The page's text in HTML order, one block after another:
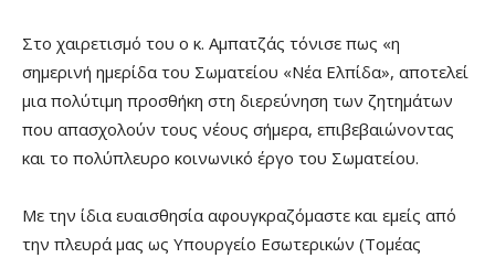
Στο χαιρετισμό του ο κ. Αμπατζάς τόνισε πως «η
σημερινή ημερίδα του Σωματείου «Νέα Ελπίδα», αποτελεί
μια πολύτιμη προσθήκη στη διερεύνηση των ζητημάτων
που απασχολούν τους νέους σήμερα, επιβεβαιώνοντας
και το πολύπλευρο κοινωνικό έργο του Σωματείου.
Με την ίδια ευαισθησία αφουγκραζόμαστε και εμείς από
την πλευρά μας ως Υπουργείο Εσωτερικών (Τομέας